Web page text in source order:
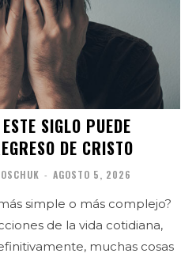
SIGLO PUEDE
DE CRISTO
- AGOSTO 5, 2026
simple o más complejo?
de la vida cotidiana,
muchas cosas